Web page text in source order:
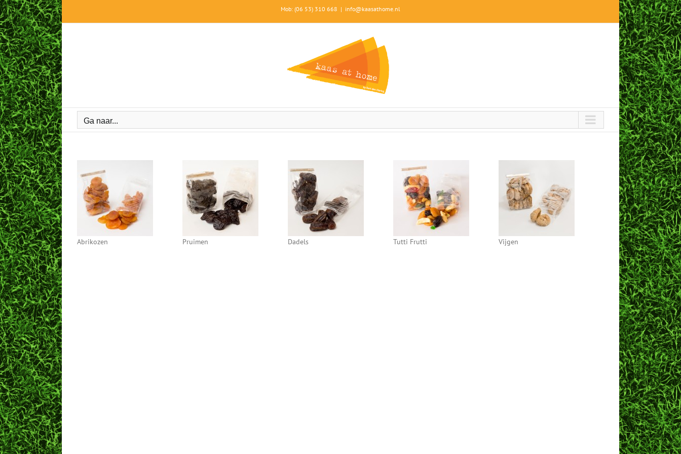
Ga
naar
inhoud
Mob: (06 53) 310 668 | info@kaasathome.nl
Ga naar...
Abrikozen Pruimen Dadels Tutti Frutti Vijgen